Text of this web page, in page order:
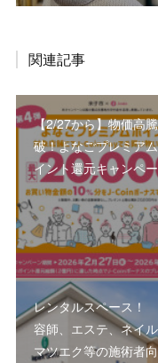
関連記事
【2/27から】物価高
破！よなごプレミア
イント還元キャンペ
レンタルスペース！
容師、エステ、ネイル
マツエク等の施術者向